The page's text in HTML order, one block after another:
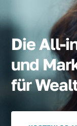
Die All-
und
für